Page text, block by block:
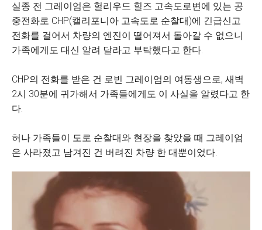
실종 전 그레이엄은 헐리우드 힐즈 고속도로변에 있는 공
중전화로 CHP(캘리포니아 고속도로 순찰대)에 긴급신고
전화를 걸어서 차량의 엔진이 떨어져서 돌아갈 수 없으니
가족에게도 대신 알려 달라고 부탁했다고 한다.
CHP의 전화를 받은 건 로빈 그레이엄의 여동생으로, 새벽
2시 30분에 귀가해서 가족들에게도 이 사실을 알렸다고 한
다.
허나 가족들이 도로 순찰대와 현장을 찾았을 때 그레이엄
은 사라졌고 남겨진 건 버려진 차량 한 대뿐이었다.